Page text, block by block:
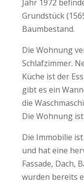
Jahr 1972
Grundstück
Baumbestand.
Die Wohnung
Schlafzimmer.
Küche ist der
gibt es ein
die
Die Wohnung
Die Immobilie
und hat eine
Fassade, Dach,
wurden bereits